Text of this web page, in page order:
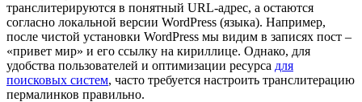
транслитерируются в понятный URL-адрес, а остаются
согласно локальной версии WordPress (языка). Например,
после чистой установки WordPress мы видим в записях пост –
«привет мир» и его ссылку на кириллице. Однако, для
удобства пользователей и оптимизации ресурса для
поисковых систем, часто требуется настроить транслитерацию
пермалинков правильно.